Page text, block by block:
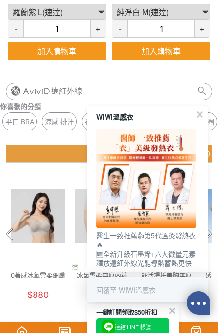
- +
加入購物車
- +
加入購物車
遠紅外線
你喜歡的分類
平口 BRA
涼感 排汗 福袋 遠紅外線 長版 無鋼圈
猜你喜歡
0著感冰氧雲柔細肩
$880
冰氧雲柔無痕內褲
(燕麥奶 F)
$250
舒活提托美胸無痕
內衣(清新綠 女M-
透
一鍵訂閱領取$50折扣
連結 LINE 帳號
WIWI溫感衣
醫生一致推薦👍第5代溫灸發熱衣
🔥
🆕全新升級石墨烯+六大微量元素
釋放遠紅外線光能導熱蓄熱更快
回覆至 WIWI溫感衣